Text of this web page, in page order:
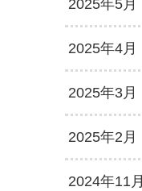
2025年5月
2025年4月
2025年3月
2025年2月
2024年11月